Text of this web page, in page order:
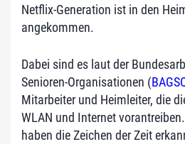
Netflix-Generation ist in den
angekommen.
Dabei sind es laut der
Senioren-Organisationen (
Mitarbeiter und Heimleiter, die
WLAN und Internet
haben die Zeichen der Zeit